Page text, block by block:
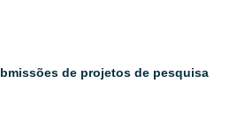
de projetos de pesquisa